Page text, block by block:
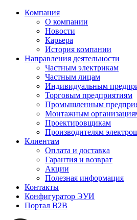
Компания
О компании
Новости
Карьера
История компании
Направления деятельности
Частным электрикам
Частным лицам
Индивидуальным
Торговым предприятиям
Промышленным
Монтажным
Проектировщикам
Производителям
Клиентам
Оплата и доставка
Гарантия и возврат
Акции
Полезная информация
Контакты
Конфигуратор ЭУИ
Портал B2B